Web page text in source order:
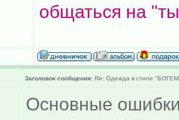
общаться на
Заголовок сообщения: Re: Одежда в стиле
Основные